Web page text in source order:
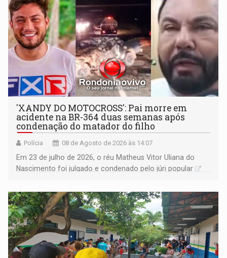
'XANDY DO MOTOCROSS': Pai morre em
acidente na BR-364 duas semanas após
condenação do matador do filho
Polícia 08 de Agosto de 2026 às 14:07
Em 23 de julho de 2026, o réu Matheus Vitor Uliana do
Nascimento foi julgado e condenado pelo júri popular